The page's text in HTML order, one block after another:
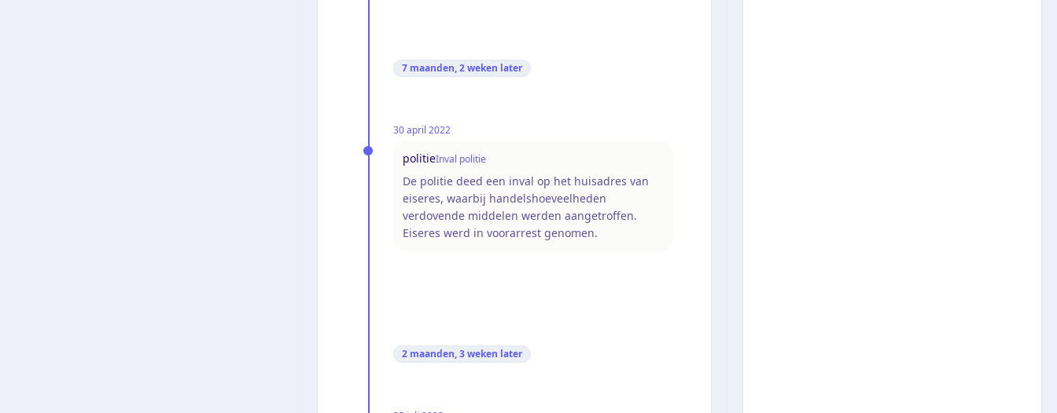
7 maanden, 2 weken later
30 april 2022
politieInval politie
De politie deed een inval op het huisadres van
eiseres, waarbij handelshoeveelheden
verdovende middelen werden aangetroffen.
Eiseres werd in voorarrest genomen.
2 maanden, 3 weken later